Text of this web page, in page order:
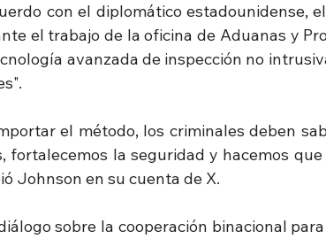
con el diplomático estadounidense,
el trabajo de la oficina de Aduanas y
avanzada de inspección no
el método, los criminales deben
fortalecemos la seguridad y hacemos
Johnson en su cuenta de X.
sobre la cooperación binacional